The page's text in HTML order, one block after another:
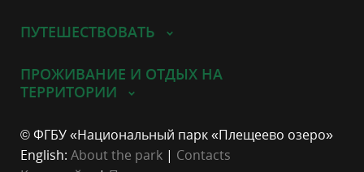
ПУТЕШЕСТВОВАТЬ
ПРОЖИВАНИЕ И ОТДЫХ НА
ТЕРРИТОРИИ
© ФГБУ «Национальный парк «Плещеево озеро»
English: About the park | Contacts